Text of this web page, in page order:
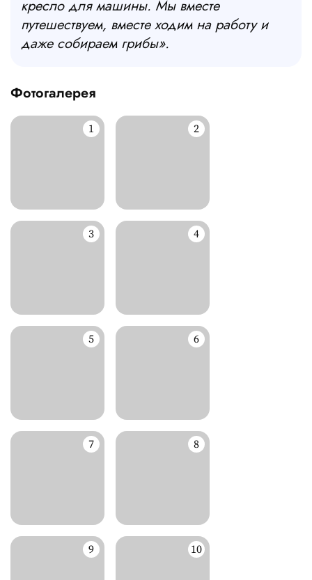
кресло для машины. Мы вместе
путешествуем, вместе ходим на работу и
даже собираем грибы».
Фотогалерея